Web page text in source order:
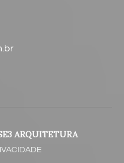
ARQUITETURA